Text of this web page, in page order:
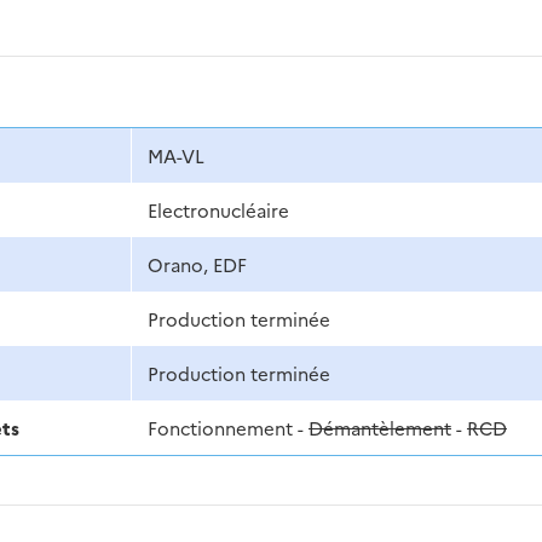
MA-VL
Electronucléaire
Orano, EDF
Production terminée
Production terminée
Fonctionnement -Démantèlement-RCD